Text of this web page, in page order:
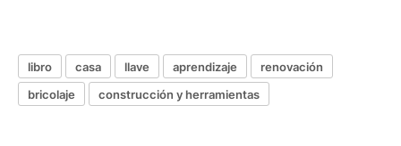
libro casa llave aprendizaje
renovación
bricolaje
construcción y herramientas